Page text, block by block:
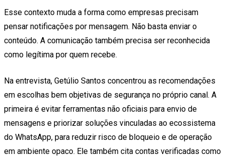
Esse contexto muda a forma como empresas precisam
pensar notificações por mensagem. Não basta enviar o
conteúdo. A comunicação também precisa ser reconhecida
como legítima por quem recebe.
Na entrevista, Getúlio Santos concentrou as recomendações
em escolhas bem objetivas de segurança no próprio canal. A
primeira é evitar ferramentas não oficiais para envio de
mensagens e priorizar soluções vinculadas ao ecossistema
do WhatsApp, para reduzir risco de bloqueio e de operação
em ambiente opaco. Ele também cita contas verificadas como